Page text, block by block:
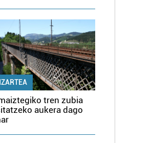
tren zubia
aukera dago